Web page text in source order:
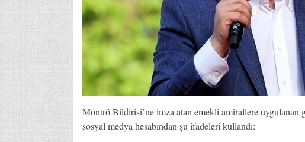
Montrö Bildirisi’ne imza atan emekli amirallere uygulanan
sosyal medya hesabından şu ifadeleri kullandı: